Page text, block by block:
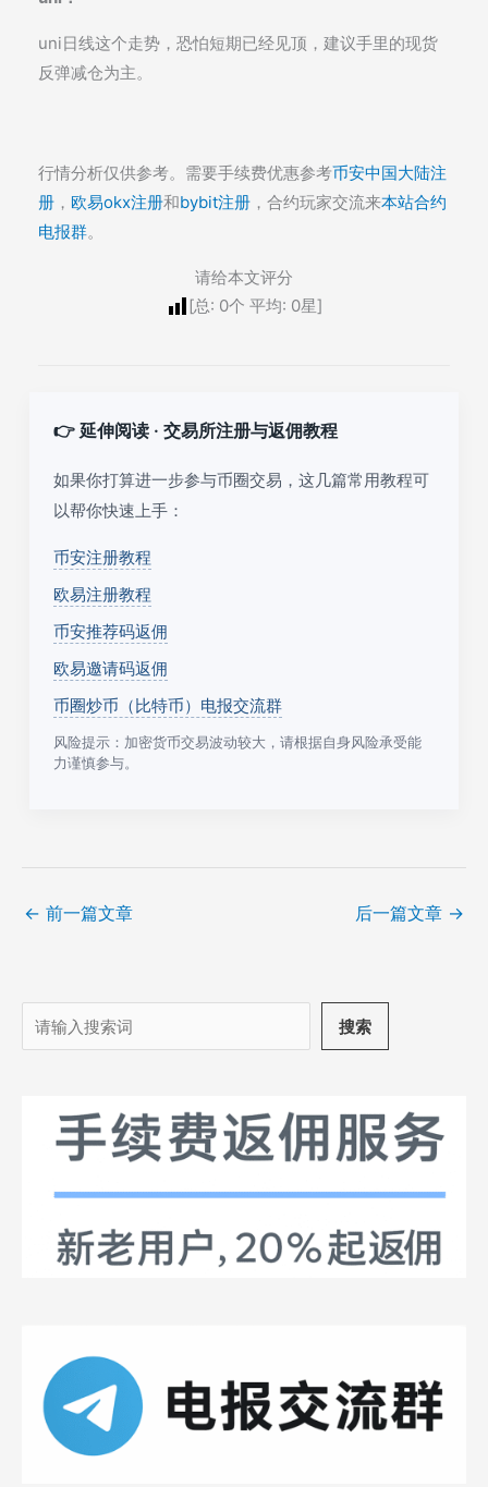
uni日线这个走势，恐怕短期已经见顶，建议手里的现货
反弹减仓为主。
行情分析仅供参考。需要手续费优惠参考币安中国大陆注
册 ， 欧易okx注册和bybit注册 ，合约玩家交流来本站合约
电报群。
请给本文评分
[总: 0个 平均: 0星]
👉 延伸阅读 · 交易所注册与返佣教程
如果你打算进一步参与币圈交易，这几篇常用教程可
以帮你快速上手：
币安注册教程
欧易注册教程
币安推荐码返佣
欧易邀请码返佣
币圈炒币（比特币）电报交流群
风险提示：加密货币交易波动较大，请根据自身风险承受能
力谨慎参与。
← 前一篇文章 后一篇文章 →
搜
索
搜索